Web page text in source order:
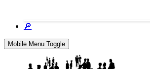
🔎
Mobile Menu Toggle